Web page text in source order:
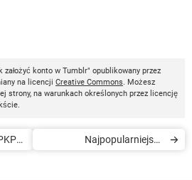
założyć konto w Tumblr" opublikowany przez
na licencji Creative Commons. Możesz
strony, na warunkach określonych przez licencję
Najpopularniejsze